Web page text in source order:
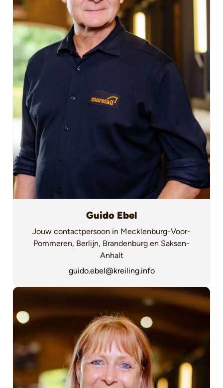
Guido Ebel
Jouw contactpersoon in Mecklenburg-Voor-
Pommeren, Berlijn, Brandenburg en Saksen-
Anhalt
guido.ebel@kreiling.info